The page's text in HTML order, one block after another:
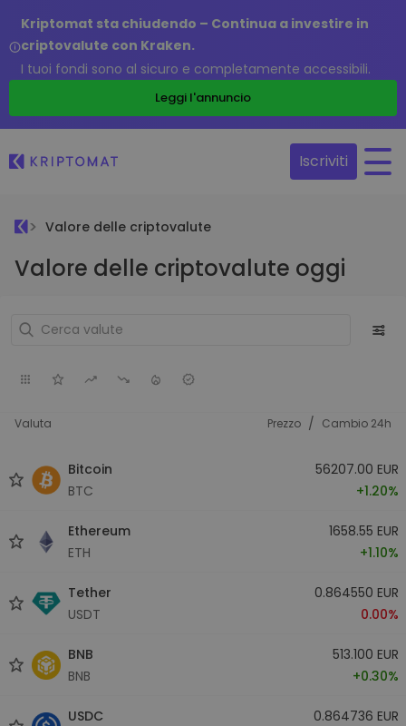
Kriptomat sta chiudendo – Continua a investire in
criptovalute con Kraken.
I tuoi fondi sono al sicuro e completamente accessibili.
Leggi l'annuncio
Iscriviti
Valore delle criptovalute
Valore delle criptovalute oggi
Valuta Prezzo / Cambio 24h
Bitcoin
BTC
56207.00 EUR
+1.20%
Ethereum
ETH
1658.55 EUR
+1.10%
Tether
USDT
0.864550 EUR
0.00%
BNB
BNB
513.100 EUR
+0.30%
USDC
0.864736 EUR